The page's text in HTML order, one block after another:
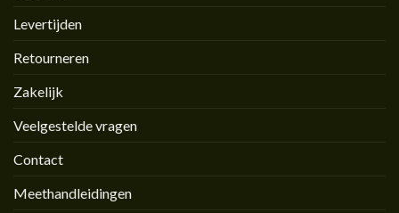
Levertijden
Retourneren
Zakelijk
Veelgestelde vragen
Contact
Meethandleidingen